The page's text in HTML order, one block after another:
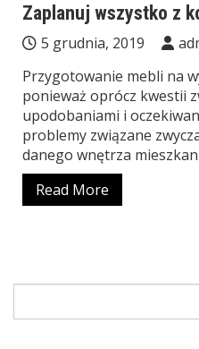
Zaplanuj wszystko z
5 grudnia, 2019
Przygotowanie mebli na
ponieważ oprócz kwestii
upodobaniami i
problemy związane
danego wnętrza
Read More